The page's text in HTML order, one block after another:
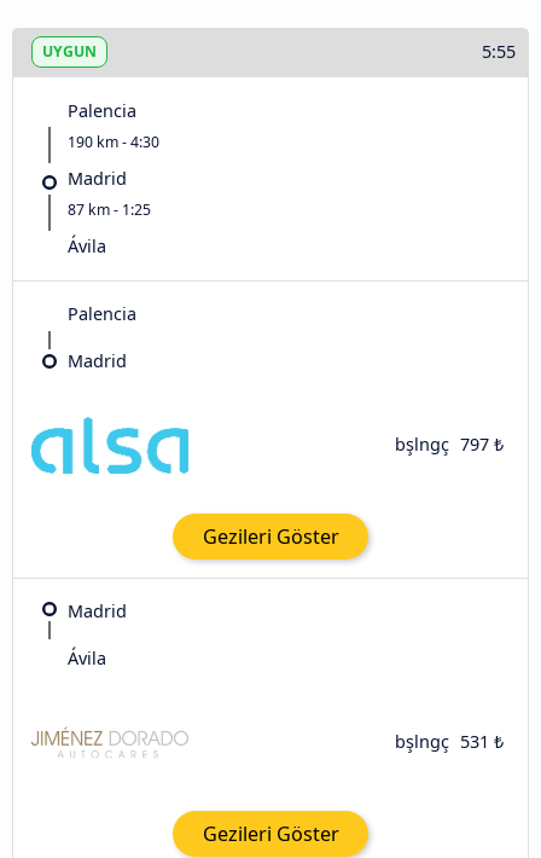
UYGUN 5:55
Palencia
190 km - 4:30
Madrid
87 km - 1:25
Ávila‎
Palencia
Madrid
bşlngç 797 ₺
Gezileri Göster
Madrid
Ávila‎
bşlngç 531 ₺
Gezileri Göster